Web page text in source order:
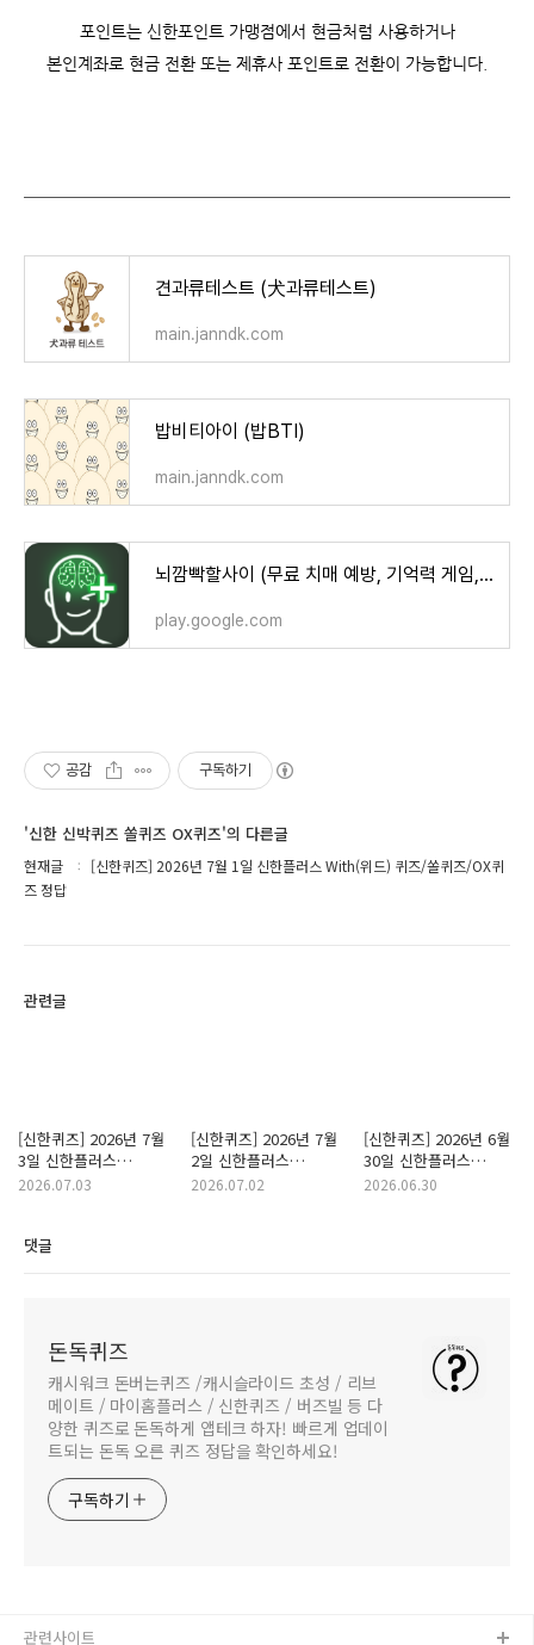
포인트는 신한포인트 가맹점에서 현금처럼 사용하거나
본인계좌로 현금 전환 또는 제휴사 포인트로 전환이 가능합니다.
견과류테스트 (犬과류테스트)
main.janndk.com
밥비티아이 (밥BTI)
main.janndk.com
뇌깜빡할사이 (무료 치매 예방, 기억력 게임, 뇌훈련) - Google Play 앱
play.google.com
공감 구독하기
'신한 신박퀴즈 쏠퀴즈 OX퀴즈'의 다른글
현재글
[신한퀴즈] 2026년 7월 1일 신한플러스 With(위드) 퀴즈/쏠퀴즈/OX퀴
즈 정답
관련글
[신한퀴즈] 2026년 7월
3일 신한플러스
With(위드) 퀴즈/
2026.07.03
[신한퀴즈] 2026년 7월
2일 신한플러스
With(위드) 퀴즈/
2026.07.02
[신한퀴즈] 2026년 6월
30일 신한플러스
With(위드) 퀴즈/
2026.06.30
댓글
돈독퀴즈
캐시워크 돈버는퀴즈 /캐시슬라이드 초성 / 리브
메이트 / 마이홈플러스 / 신한퀴즈 / 버즈빌 등 다
양한 퀴즈로 돈독하게 앱테크 하자! 빠르게 업데이
트되는 돈독 오른 퀴즈 정답을 확인하세요!
구독하기
관련사이트